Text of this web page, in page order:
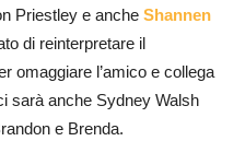
Priestley e anche Shannen
di reinterpretare il
omaggiare l’amico e collega
sarà anche Sydney Walsh
e Brenda.